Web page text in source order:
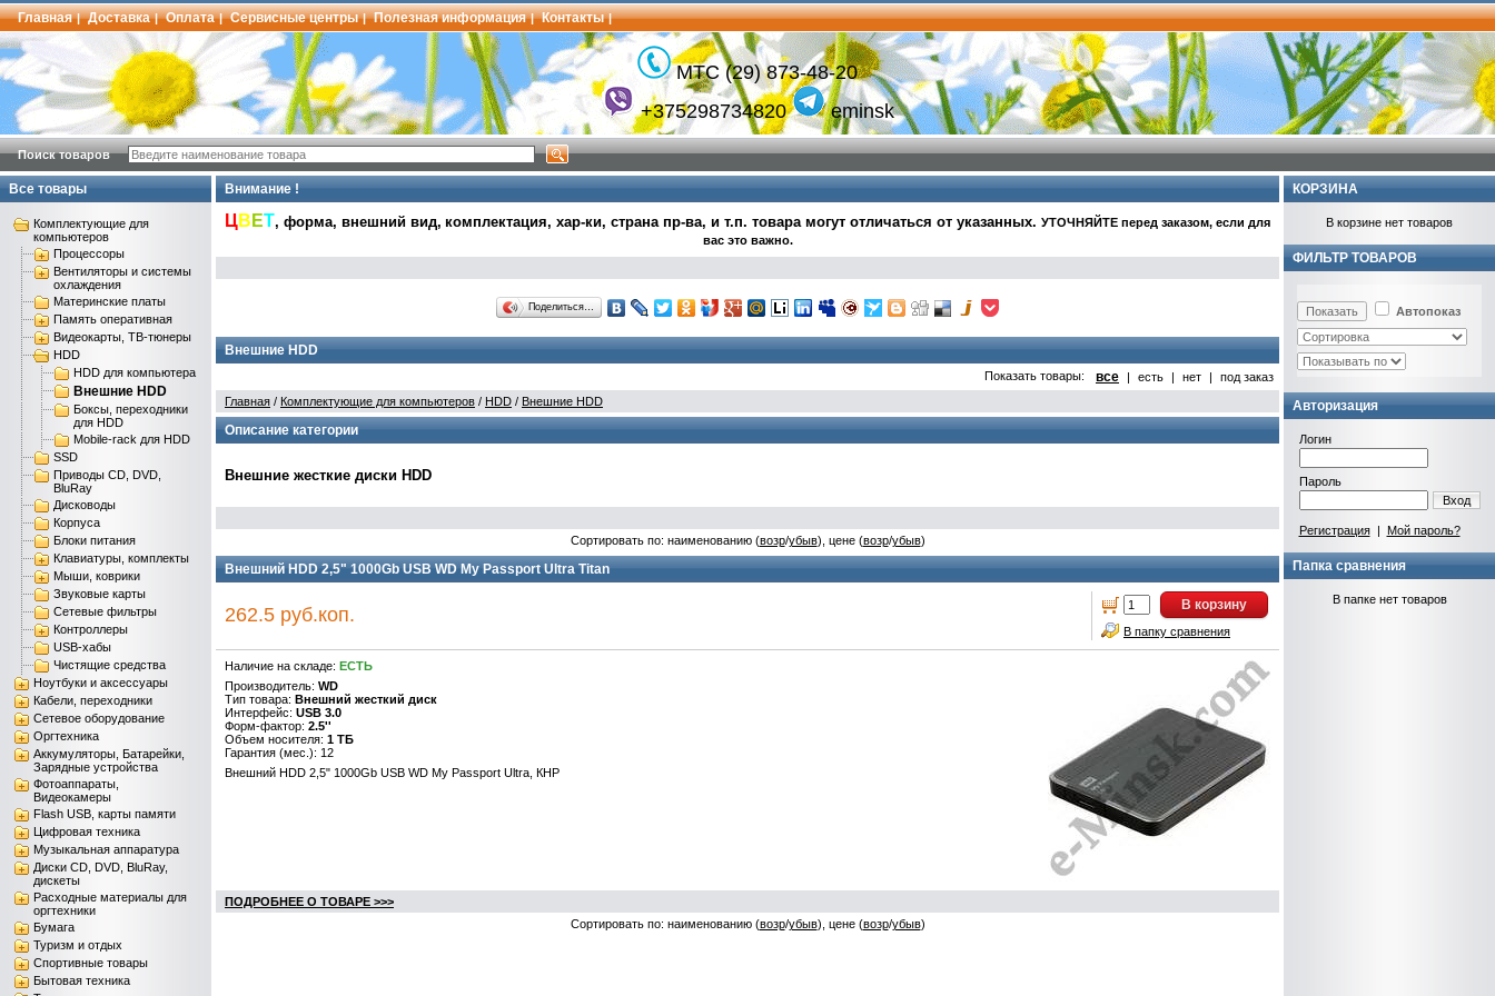
Главная | Доставка | Оплата | Сервисные центры | Полезная информация | Контакты |
МТС (29) 873-48-20
+375298734820
eminsk
Поиск товаров
Все товары
Комплектующие для
компьютеров
Процессоры
Вентиляторы и системы
охлаждения
Материнские платы
Память оперативная
Видеокарты, ТВ-тюнеры
HDD
HDD для компьютера
Внешние HDD
Боксы, переходники
для HDD
Mobile-rack для HDD
SSD
Приводы CD, DVD,
BluRay
Дисководы
Корпуса
Блоки питания
Клавиатуры, комплекты
Мыши, коврики
Звуковые карты
Сетевые фильтры
Контроллеры
USB-хабы
Чистящие средства
Ноутбуки и аксессуары
Кабели, переходники
Сетевое оборудование
Оргтехника
Аккумуляторы, Батарейки,
Зарядные устройства
Фотоаппараты,
Видеокамеры
Flash USB, карты памяти
Цифровая техника
Музыкальная аппаратура
Диски CD, DVD, BluRay,
дискеты
Расходные материалы для
оргтехники
Бумага
Туризм и отдых
Спортивные товары
Бытовая техника
Внимание !
ЦВ ЕТ, форма, внешний вид, комплектация, хар-ки, страна пр-ва, и т.п. товара могут отличаться от указанных. УТОЧНЯЙТЕ перед заказом, если для
вас это важно.
Поделиться…
Внешние HDD
Показать товары: все | есть | нет |
под заказ
Главная / Комплектующие для компьютеров / HDD / Внешние HDD
Описание категории
Внешние жесткие диски HDD
Сортировать по: наименованию (возр/убыв), цене (возр/убыв)
Внешний HDD 2,5" 1000Gb USB WD My Passport Ultra Titan
262.5 руб.коп. В корзину
В папку сравнения
Наличие на складе: ЕСТЬ
Производитель: WD
Тип товара: Внешний жесткий диск
Интерфейс: USB 3.0
Форм-фактор: 2.5''
Объем носителя: 1 ТБ
Гарантия (мес.): 12
Внешний HDD 2,5" 1000Gb USB WD My Passport Ultra, КНР
ПОДРОБНЕЕ О ТОВАРЕ >>>
Сортировать по: наименованию (возр/убыв), цене (возр/убыв)
КОРЗИНА
В корзине нет товаров
ФИЛЬТР ТОВАРОВ
Автопоказ
Авторизация
Логин
Пароль
Вход
Регистрация| Мой пароль?
Папка сравнения
В папке нет товаров